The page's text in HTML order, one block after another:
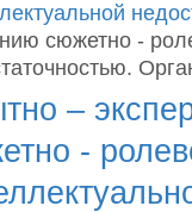
сюжетно -
–
-